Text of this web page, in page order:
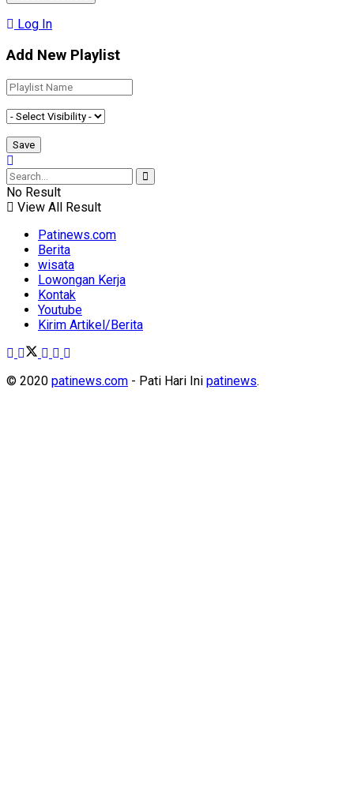
Log In
Add New Playlist
No Result
View All Result
Patinews.com
Berita
wisata
Lowongan Kerja
Kontak
Youtube
Kirim Artikel/Berita
© 2020 patinews.com - Pati Hari Ini patinews.